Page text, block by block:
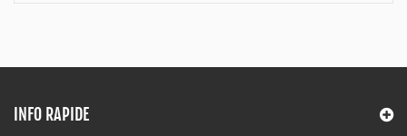
INFO RAPIDE